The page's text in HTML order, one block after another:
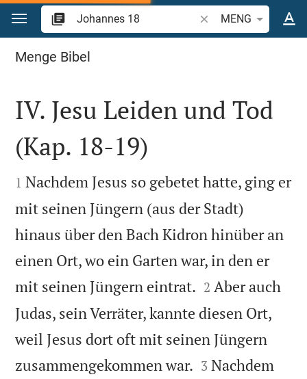
Zum Inhalt springen
Bibelstelle oder
MENG
Johannes 18
Menge Bibel

IV. Jesu Leiden und Tod
(Kap. 18-19)

1 Nachdem Jesus so gebetet hatte, ging er
mit seinen Jüngern (aus der Stadt)
hinaus über den Bach Kidron hinüber an
einen Ort, wo ein Garten war, in den er
mit seinen Jüngern eintrat. 

2 Aber auch
Judas, sein Verräter, kannte diesen Ort,
weil Jesus dort oft mit seinen Jüngern
zusammengekommen war. 

3 Nachdem